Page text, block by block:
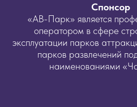
Спонсор
«АВ-Парк» является
оператором в сфере
эксплуатации парков
парков развлечений
наименованиями